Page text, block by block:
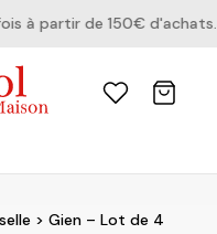
à partir de 150€ d'achats.
> Gien – Lot de 4